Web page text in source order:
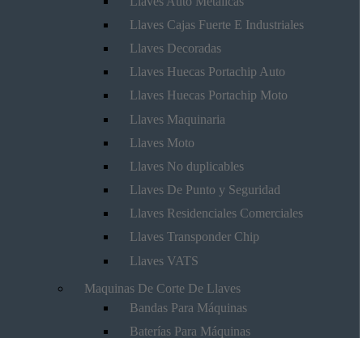
Llaves Cajas Fuerte E Industriales
Llaves Decoradas
Llaves Huecas Portachip Auto
Llaves Huecas Portachip Moto
Llaves Maquinaria
Llaves Moto
Llaves No duplicables
Llaves De Punto y Seguridad
Llaves Residenciales Comerciales
Llaves Transponder Chip
Llaves VATS
Maquinas De Corte De Llaves
Bandas Para Máquinas
Baterías Para Máquinas